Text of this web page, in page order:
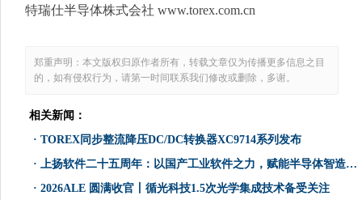
特瑞仕半导体株式会社 www.torex.com.cn
郑重声明：本文版权归原作者所有，转载文章仅为传播更多信息之目
的，如有侵权行为，请第一时间联系我们修改或删除，多谢。
相关新闻：
· TOREX同步整流降压DC/DC转换器XC9714系列发布
· 上扬软件二十五周年：以国产工业软件之力，赋能半导体智造升级
· 2026ALE 圆满收官丨循光科技1.5次光学集成技术备受关注